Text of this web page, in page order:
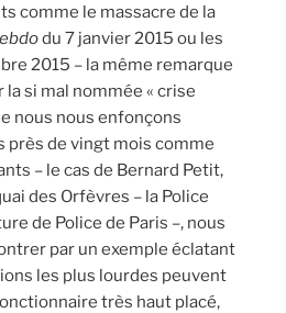
comme le massacre de la
du 7 janvier 2015 ou les
2015 – la même remarque
si mal nommée « crise
nous nous enfonçons
près de vingt mois comme
– le cas de Bernard Petit,
des Orfèvres – la Police
de Police de Paris –, nous
par un exemple éclatant
les plus lourdes peuvent
très haut placé,